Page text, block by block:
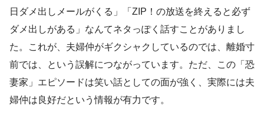
日ダメ出しメールがくる」「ZIP！の放送を終えると必ず
ダメ出しがある」なんてネタっぽく話すことがありまし
た。これが、夫婦仲がギクシャクしているのでは、離婚寸
前では、という誤解につながっています。ただ、この「恐
妻家」エピソードは笑い話としての面が強く、実際には夫
婦仲は良好だという情報が有力です。